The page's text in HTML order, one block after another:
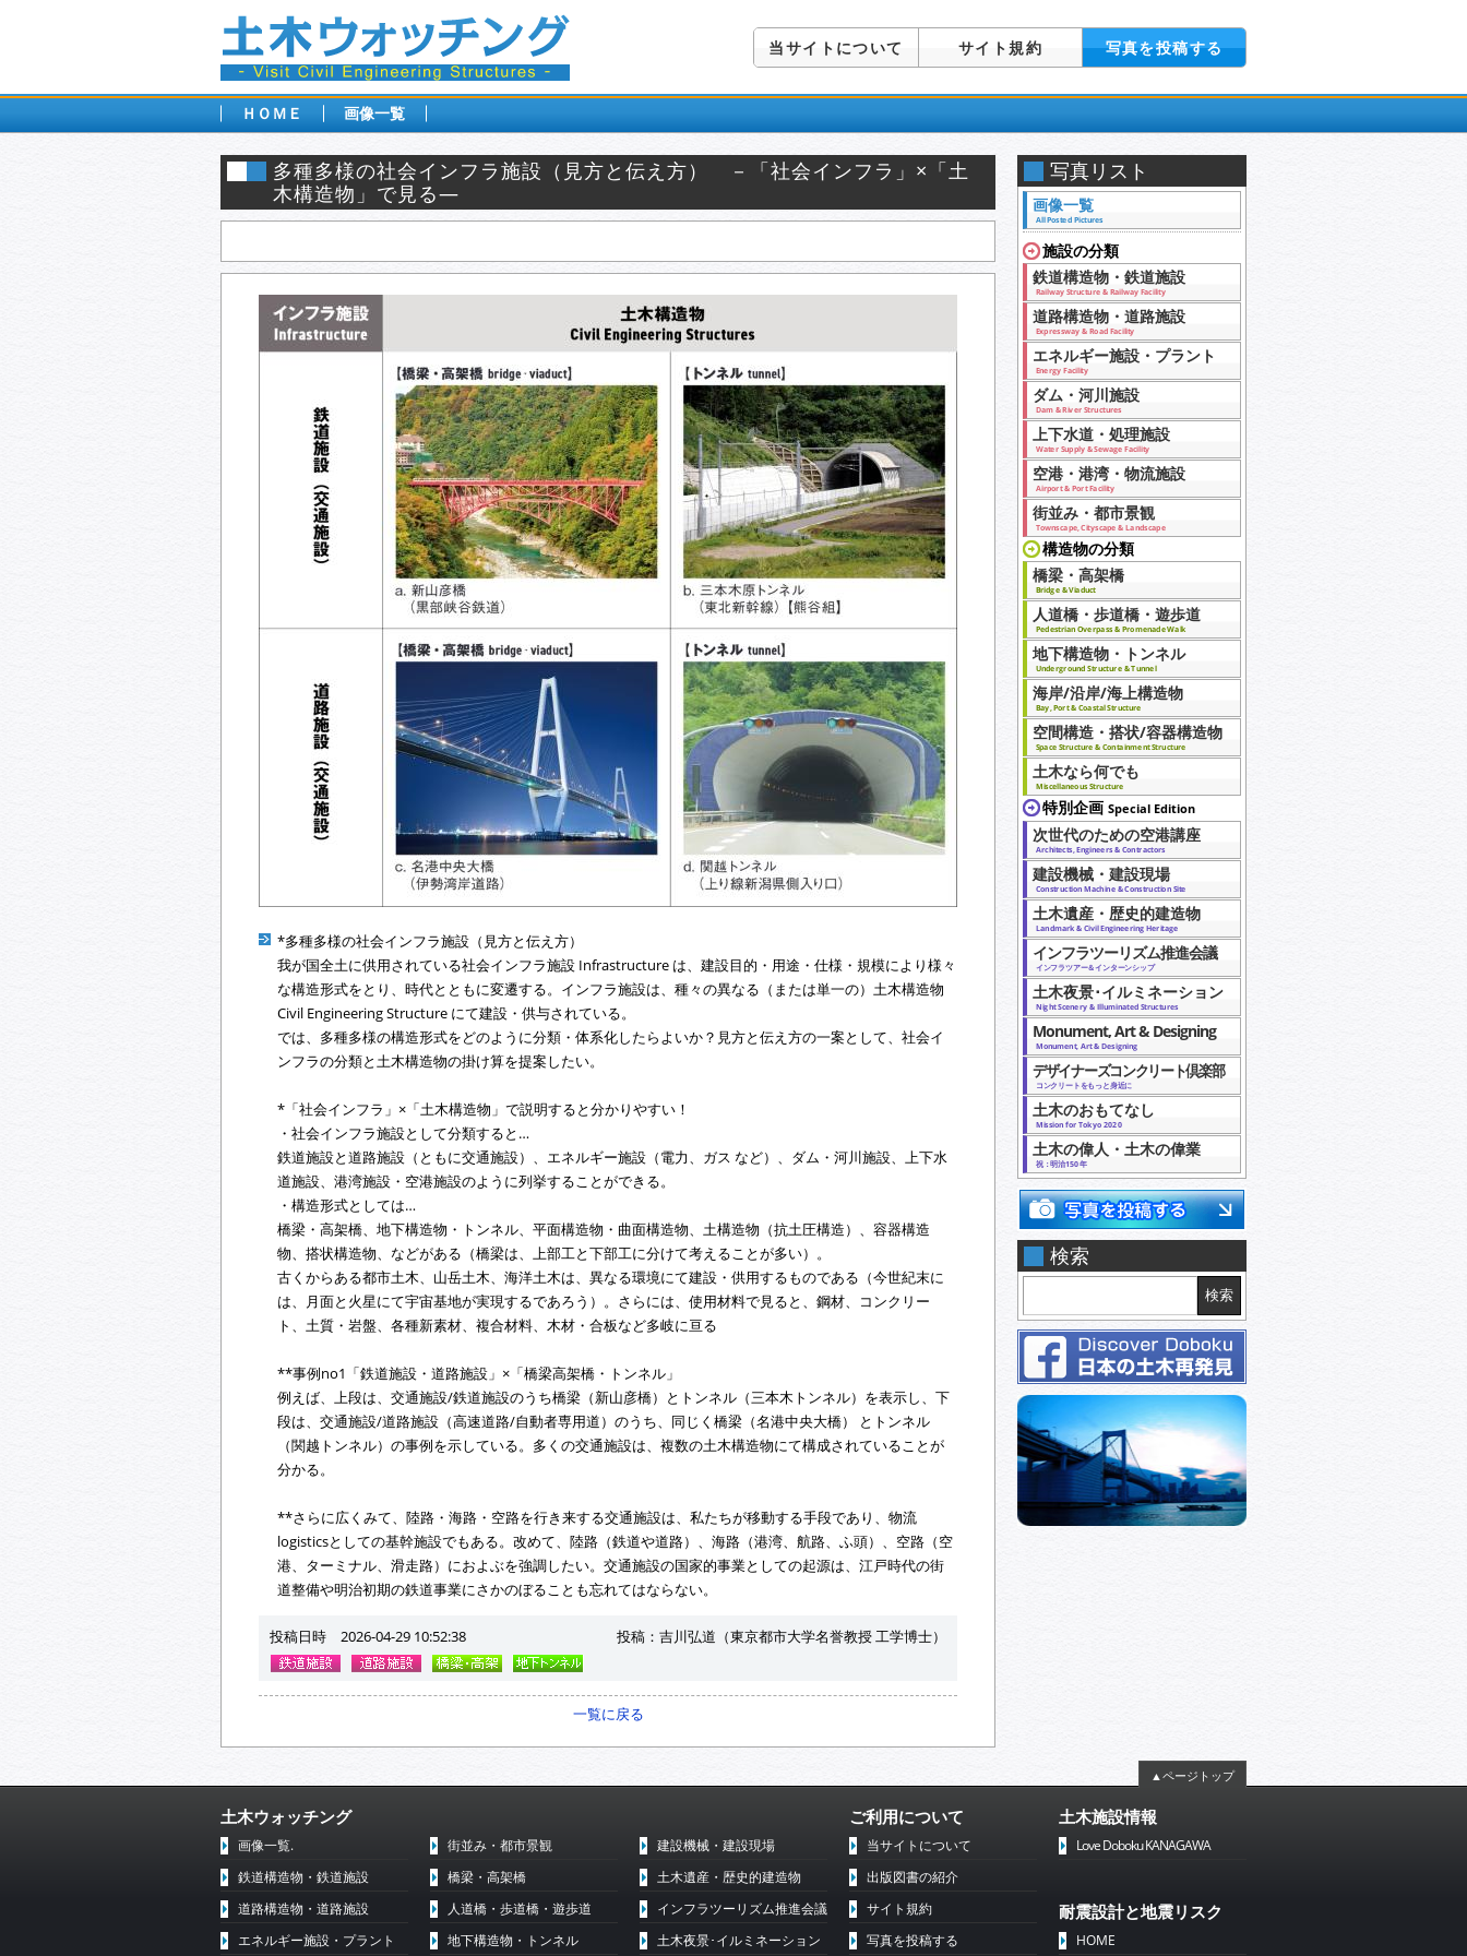
当サイトについて サイト規約 写真を投稿する
ＨＯＭＥ 画像一覧
多種多様の社会インフラ施設（見方と伝え方） －「社会インフラ」×「土
木構造物」で見る―
*多種多様の社会インフラ施設（見方と伝え方）
我が国全土に供用されている社会インフラ施設 Infrastructure は、建設目的・用途・仕様・規模により様々
な構造形式をとり、時代とともに変遷する。インフラ施設は、種々の異なる（または単一の）土木構造物
Civil Engineering Structure にて建設・供与されている。
では、多種多様の構造形式をどのように分類・体系化したらよいか？見方と伝え方の一案として、社会イ
ンフラの分類と土木構造物の掛け算を提案したい。
*「社会インフラ」×「土木構造物」で説明すると分かりやすい！
・社会インフラ施設として分類すると…
鉄道施設と道路施設（ともに交通施設）、エネルギー施設（電力、ガス など）、ダム・河川施設、上下水
道施設、港湾施設・空港施設のように列挙することができる。
・構造形式としては…
橋梁・高架橋、地下構造物・トンネル、平面構造物・曲面構造物、土構造物（抗土圧構造）、容器構造
物、搭状構造物、などがある（橋梁は、上部工と下部工に分けて考えることが多い）。
古くからある都市土木、山岳土木、海洋土木は、異なる環境にて建設・供用するものである（今世紀末に
は、月面と火星にて宇宙基地が実現するであろう）。さらには、使用材料で見ると、鋼材、コンクリー
ト、土質・岩盤、各種新素材、複合材料、木材・合板など多岐に亘る
**事例no1「鉄道施設・道路施設」×「橋梁高架橋・トンネル」
例えば、上段は、交通施設/鉄道施設のうち橋梁（新山彦橋）とトンネル（三本木トンネル）を表示し、下
段は、交通施設/道路施設（高速道路/自動者専用道）のうち、同じく橋梁（名港中央大橋） とトンネル
（関越トンネル）の事例を示している。多くの交通施設は、複数の土木構造物にて構成されていることが
分かる。
**さらに広くみて、陸路・海路・空路を行き来する交通施設は、私たちが移動する手段であり、物流
logisticsとしての基幹施設でもある。改めて、陸路（鉄道や道路）、海路（港湾、航路、ふ頭）、空路（空
港、ターミナル、滑走路）におよぶを強調したい。交通施設の国家的事業としての起源は、江戸時代の街
道整備や明治初期の鉄道事業にさかのぼることも忘れてはならない。
投稿日時 2026-04-29 10:52:38 投稿：吉川弘道（東京都市大学名誉教授 工学博士）
一覧に戻る
写真リスト
画像一覧
All Posted Pictures
施設の分類
鉄道構造物・鉄道施設
Railway Structure & Railway Facility
道路構造物・道路施設
Expressway & Road Facility
エネルギー施設・プラント
Energy Facility
ダム・河川施設
Dam & River Structures
上下水道・処理施設
Water Supply & Sewage Facility
空港・港湾・物流施設
Airport & Port Facility
街並み・都市景観
Townscape, Cityscape & Landscape
構造物の分類
橋梁・高架橋
Bridge & Viaduct
人道橋・歩道橋・遊歩道
Pedestrian Overpass & Promenade Walk
地下構造物・トンネル
Underground Structure & Tunnel
海岸/沿岸/海上構造物
Bay, Port & Coastal Structure
空間構造・搭状/容器構造物
Space Structure & Containment Structure
土木なら何でも
Miscellaneous Structure
特別企画 Special Edition
次世代のための空港講座
Architects, Engineers & Contractors
建設機械・建設現場
Construction Machine & Construction Site
土木遺産・歴史的建造物
Landmark & Civil Engineering Heritage
インフラツーリズム推進会議
インフラツアー＆インターンシップ
土木夜景･イルミネーション
Night Scenery & Illuminated Structures
Monument, Art & Designing
Monument, Art & Designing
デザイナーズコンクリート倶楽部
コンクリートをもっと身近に
土木のおもてなし
Mission for Tokyo 2020
土木の偉人・土木の偉業
祝：明治150年
検索
検索
▲ページトップ
土木ウォッチング
画像一覧.
鉄道構造物・鉄道施設
道路構造物・道路施設
エネルギー施設・プラント
街並み・都市景観
橋梁・高架橋
人道橋・歩道橋・遊歩道
地下構造物・トンネル
建設機械・建設現場
土木遺産・歴史的建造物
インフラツーリズム推進会議
土木夜景･イルミネーション
ご利用について
当サイトについて
出版図書の紹介
サイト規約
写真を投稿する
土木施設情報
Love Doboku KANAGAWA
耐震設計と地震リスク
HOME